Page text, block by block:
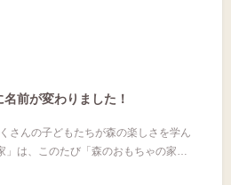
名前が変わりました！
さんの子どもたちが森の楽しさを学ん
」は、このたび「森のおもちゃの家…